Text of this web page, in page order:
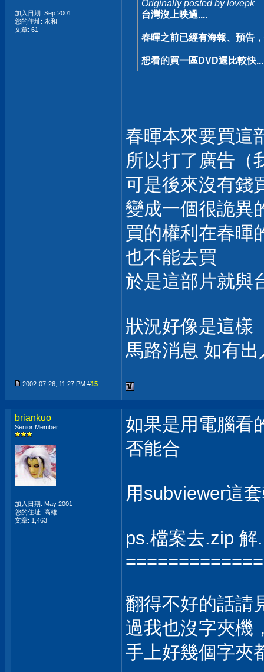
加入日期: Sep 2001
您的住址: 永和
文章: 61
Originally posted by lovepk
台灣沒上映過....
春暉之前已經有海報、預告
想看的買一區DVD還比較快
春暉本來要買這
所以打了廣告（
可是後來沒有錢
變成一個很詭異
買的權利在春暉
也不能去買
於是這部片就與
狀況好像是這樣
馬路消息 如有
2002-07-26, 11:27 PM #15
briankuo
Senior Member
加入日期: May 2001
您的住址: 高雄
文章: 1,463
如果是用電腦看
否能合
用subviewer這
ps.檔案去.zip 解
翻得不好的話請
過我也沒字夾機
手上好幾個字夾